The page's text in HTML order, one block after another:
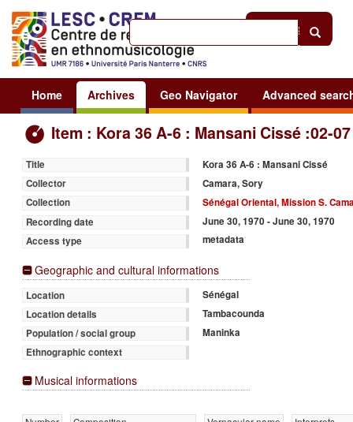
Sign in
Home Archives Geo Navigator Advanced
Item : Kora 36 A-6 : Mansani Cissé :02-07
Title
Kora 36 A-6 : Mansani Cissé
Collector
Camara, Sory
Collection
Sénégal Oriental, Mission S.
Recording date
June 30, 1970 - June 30, 1970
Access type
metadata
Geographic and cultural informations
Location
Sénégal
Location details
Tambacounda
Population / social group
Maninka
Ethnographic context
Musical informations